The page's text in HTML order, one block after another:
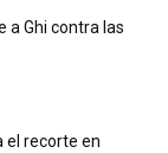
a Ghi contra las
el recorte en